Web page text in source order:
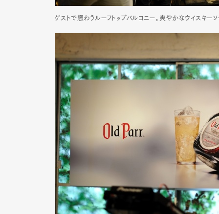
ゲストで賑わうルーフトップバルコニー。爽やかなウイスキー